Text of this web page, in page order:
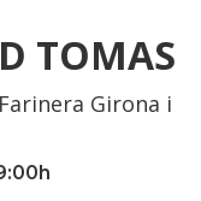
TOMAS
Girona i
h